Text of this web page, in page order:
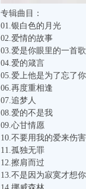
专辑曲目：
01.银白色的月光
02.爱情的故事
03.爱是你眼里的一首歌
04.爱的箴言
05.爱上他是为了忘了你
06.再度重相逢
07.追梦人
08.爱的不是我
09.心甘情愿
10.不要用我的爱来伤
11.孤独无罪
12.擦肩而过
13.不是因为寂寞才想你